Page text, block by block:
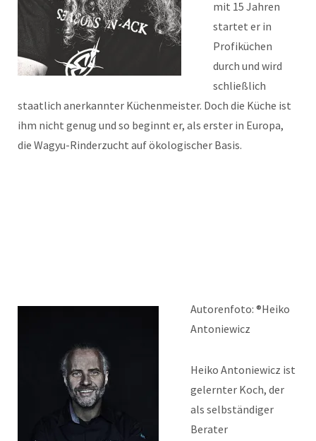
mit 15 Jahren
startet er in
Profiküchen
durch und wird
schließlich
staatlich anerkannter Küchenmeister. Doch die Küche ist
ihm nicht genug und so beginnt er, als erster in Europa,
die Wagyu-Rinderzucht auf ökologischer Basis.
Autorenfoto: ®Heiko
Antoniewicz
Heiko Antoniewicz ist
gelernter Koch, der
als selbständiger
Berater